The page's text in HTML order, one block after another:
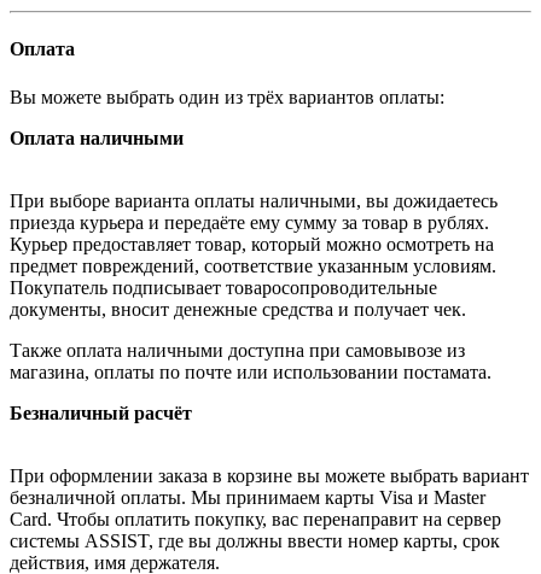
Оплата
Вы можете выбрать один из трёх вариантов оплаты:
Оплата наличными
При выборе варианта оплаты наличными, вы дожидаетесь
приезда курьера и передаёте ему сумму за товар в рублях.
Курьер предоставляет товар, который можно осмотреть на
предмет повреждений, соответствие указанным условиям.
Покупатель подписывает товаросопроводительные
документы, вносит денежные средства и получает чек.
Также оплата наличными доступна при самовывозе из
магазина, оплаты по почте или использовании постамата.
Безналичный расчёт
При оформлении заказа в корзине вы можете выбрать вариант
безналичной оплаты. Мы принимаем карты Visa и Master
Card. Чтобы оплатить покупку, вас перенаправит на сервер
системы ASSIST, где вы должны ввести номер карты, срок
действия, имя держателя.